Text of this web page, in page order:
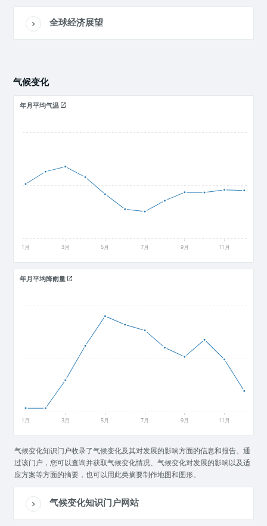
全球经济展望
气候变化
年月平均气温
1月 3月 5月 7月 9月 11月
年月平均降雨量
1月 3月 5月 7月 9月 11月
气候变化知识门户收录了气候变化及其对发展的影响方面的信息和报告。通
过该门户，您可以查询并获取气候变化情况、气候变化对发展的影响以及适
应方案等方面的摘要，也可以用此类摘要制作地图和图形。
气候变化知识门户网站